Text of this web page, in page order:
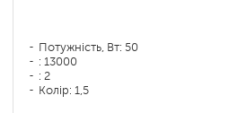
Потужність, Вт: 50
: 13000
: 2
Колір: 1,5